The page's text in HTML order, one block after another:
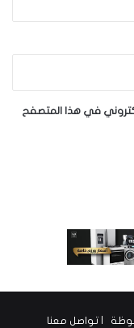
في هذا المتصفح
تواصل معنا